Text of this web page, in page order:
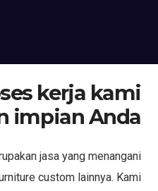
kerja kami
impian Anda
jasa yang menangani
custom lainnya. Kami